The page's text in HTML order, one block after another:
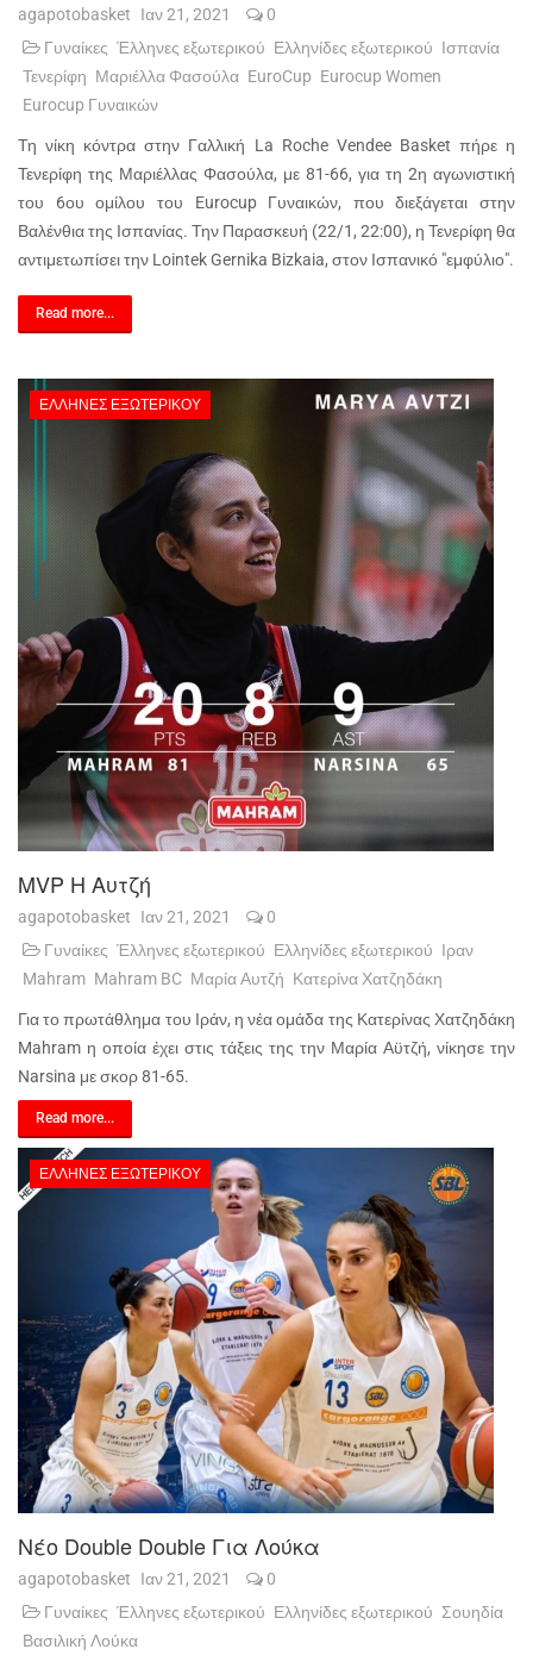
agapotobasket Ιαν 21, 2021
0
Γυναίκες Έλληνες εξωτερικού Ελληνίδες εξωτερικού Ισπανία
Τενερίφη Μαριέλλα Φασούλα EuroCup Eurocup Women
Eurocup Γυναικών
Τη νίκη κόντρα στην Γαλλική La Roche Vendee Basket πήρε η
Τενερίφη της Μαριέλλας Φασούλα, με 81-66, για τη 2η αγωνιστική
του 6ου ομίλου του Eurocup Γυναικών, που διεξάγεται στην
Βαλένθια της Ισπανίας. Την Παρασκευή (22/1, 22:00), η Τενερίφη θα
αντιμετωπίσει την Lointek Gernika Bizkaia, στον Ισπανικό "εμφύλιο".
Read more...
ΈΛΛΗΝΕΣ ΕΞΩΤΕΡΙΚΟΎ
MVP Η Αυτζή
agapotobasket Ιαν 21, 2021
0
Γυναίκες Έλληνες εξωτερικού Ελληνίδες εξωτερικού Ιραν
Mahram Mahram BC Μαρία Αυτζή Κατερίνα Χατζηδάκη
Για το πρωτάθλημα του Ιράν, η νέα ομάδα της Κατερίνας Χατζηδάκη
Mahram η οποία έχει στις τάξεις της την Μαρία Αϋτζή, νίκησε την
Narsina με σκορ 81-65.
Read more...
ΈΛΛΗΝΕΣ ΕΞΩΤΕΡΙΚΟΎ
Νέο Double Double Για Λούκα
agapotobasket Ιαν 21, 2021
0
Γυναίκες Έλληνες εξωτερικού Ελληνίδες εξωτερικού Σουηδία
Βασιλική Λούκα